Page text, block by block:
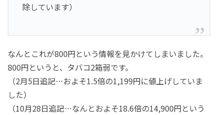
除しています）
なんとこれが800円という情報を見かけてしまいました。
800円というと、タバコ2箱弱です。
（2月5日追記…およそ1.5倍の1,199円に値上げしていま
した）
（10月28日追記…なんとおよそ18.6倍の14,900円という